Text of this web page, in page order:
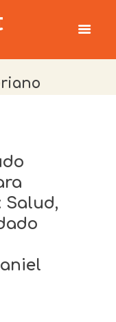
Salud,